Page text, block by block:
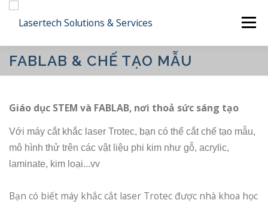
Skip
Menu
CÔNG TY SẢN PHẨM DỊCH VỤ
CÔNG NGHIỆP CÔNG NGHỆ DỰ ÁN
LIÊN HỆ
English
FABLAB & CHẾ TẠO MẪU
Giáo dục STEM và FABLAB, nơi thoả sức sáng tạo
Với máy cắt khắc laser Trotec, bạn có thể cắt chế tạo mẫu,
mô hình thử trên các vật liệu phi kim như gỗ, acrylic,
laminate, kim loại...vv
Bạn có biết máy khắc cắt laser Trotec được nhà khoa học